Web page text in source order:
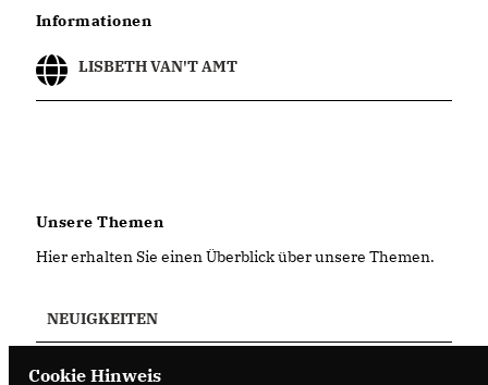
Informationen
LISBETH VAN'T AMT
Unsere Themen
Hier erhalten Sie einen Überblick über unsere Themen.
NEUIGKEITEN
Cookie Hinweis